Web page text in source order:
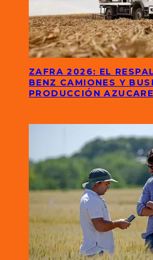
ZAFRA 2026: EL
BENZ CAMIONES Y
PRODUCCIÓN